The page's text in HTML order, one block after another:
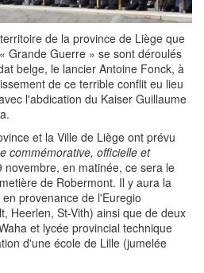
de la province de Liège que
Grande Guerre » se sont déroulés
belge, le lancier Antoine Fonck, à
de ce terrible conflit eu lieu
l'abdication du Kaiser Guillaume
et la Ville de Liège ont prévu
commémorative, officielle et
novembre, en matinée, ce sera le
de Robermont. Il y aura la
provenance de l'Euregio
Heerlen, St-Vith) ainsi que de deux
et lycée provincial technique
d'une école de Lille (jumelée